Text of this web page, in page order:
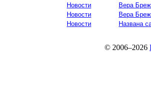
Новости
Вера
Новости
Вера
Новости
Названа
© 2006–2026